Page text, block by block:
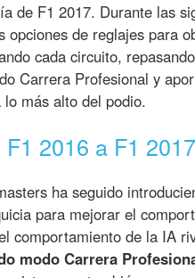
de F1 2017. Durante las
opciones de reglajes para
cada circuito,
Carrera Profesional y
más alto del podio.
2016 a F1 2017
ha seguido
para mejorar el
comportamiento de la IA
modo Carrera